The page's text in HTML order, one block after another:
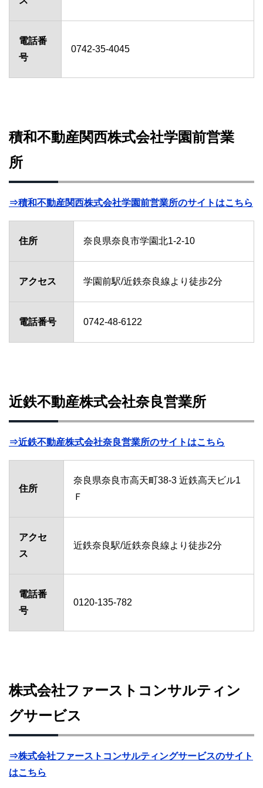
電話番
号
0742-35-4045
積和不動産関西株式会社学園前営業
所
⇒積和不動産関西株式会社学園前営業所のサイトはこちら
住所 奈良県奈良市学園北1-2-10
アクセス 学園前駅/近鉄奈良線より徒歩2分
電話番号 0742-48-6122
近鉄不動産株式会社奈良営業所
⇒近鉄不動産株式会社奈良営業所のサイトはこちら
住所
奈良県奈良市高天町38-3 近鉄高天ビル1
Ｆ
アクセ
ス
近鉄奈良駅/近鉄奈良線より徒歩2分
電話番
号
0120-135-782
株式会社ファーストコンサルティン
グサービス
⇒株式会社ファーストコンサルティングサービスのサイト
はこちら